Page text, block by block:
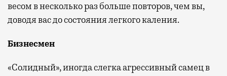
весом в несколько раз больше повторов, чем вы,
доводя вас до состояния легкого каления.
Бизнесмен
«Солидный», иногда слегка агрессивный самец в